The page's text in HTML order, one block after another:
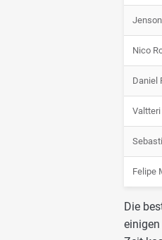
Nico
Daniel
Felipe
Die